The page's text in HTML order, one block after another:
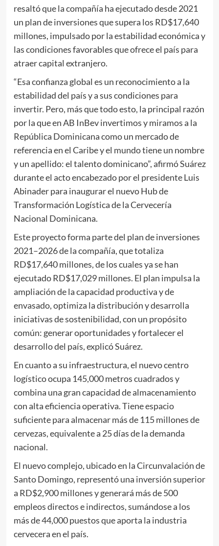
resaltó que la compañía ha ejecutado desde 2021
un plan de inversiones que supera los RD$17,640
millones, impulsado por la estabilidad económica y
las condiciones favorables que ofrece el país para
atraer capital extranjero.
“Esa confianza global es un reconocimiento a la
estabilidad del país y a sus condiciones para
invertir. Pero, más que todo esto, la principal razón
por la que en AB InBev invertimos y miramos a la
República Dominicana como un mercado de
referencia en el Caribe y el mundo tiene un nombre
y un apellido: el talento dominicano”, afirmó Suárez
durante el acto encabezado por el presidente Luis
Abinader para inaugurar el nuevo Hub de
Transformación Logística de la Cervecería
Nacional Dominicana.
Este proyecto forma parte del plan de inversiones
2021–2026 de la compañía, que totaliza
RD$17,640 millones, de los cuales ya se han
ejecutado RD$17,029 millones. El plan impulsa la
ampliación de la capacidad productiva y de
envasado, optimiza la distribución y desarrolla
iniciativas de sostenibilidad, con un propósito
común: generar oportunidades y fortalecer el
desarrollo del país, explicó Suárez.
En cuanto a su infraestructura, el nuevo centro
logístico ocupa 145,000 metros cuadrados y
combina una gran capacidad de almacenamiento
con alta eficiencia operativa. Tiene espacio
suficiente para almacenar más de 115 millones de
cervezas, equivalente a 25 días de la demanda
nacional.
El nuevo complejo, ubicado en la Circunvalación de
Santo Domingo, representó una inversión superior
a RD$2,900 millones y generará más de 500
empleos directos e indirectos, sumándose a los
más de 44,000 puestos que aporta la industria
cervecera en el país.